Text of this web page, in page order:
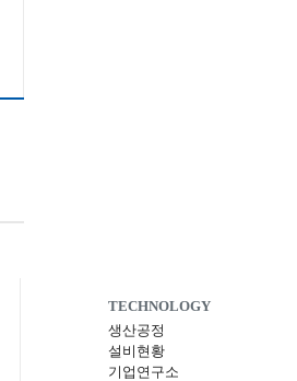
TECHNOLOGY
생산공정
설비현황
기업연구소